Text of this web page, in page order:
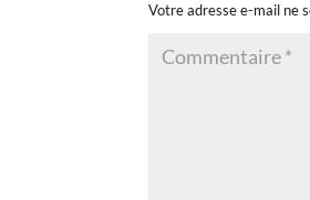
Votre adresse e-mail ne